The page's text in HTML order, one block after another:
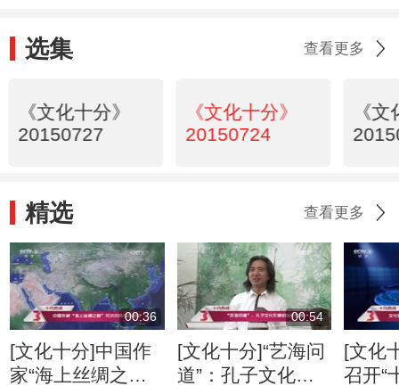
选集 查看更多
《文化十分》
20150727
《文化十分》
20150724
《
精选 查看更多
00:36
[文化十分]中国作
家“海上丝绸之
00:54
[文化十分]“艺海问
道”：孔子文化形
[文化
召开“